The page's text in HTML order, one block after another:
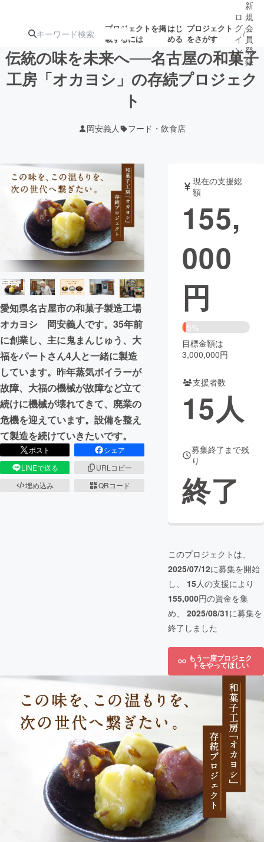
プロジェクトを掲
載するには
はじ
める
プロジェクト
をさがす
注目の新着プロ
テクノロジー・ガジェット
映像・映画 書籍・雑誌
ビジネス・起業 チャレンジ
まちづくり・地域活性化
CAMPFIRE for Social Good
CAMPFIRE Creation
CAMPFIREふるさと納税machi-ya コミュニティ
ロ
グ
イ
ン
/
新
規
会
員
登
録
伝統の味を未来へ──名古屋の和菓子
工房「オカヨシ」の存続プロジェク
ト
岡安義人 フード・飲食店
愛知県名古屋市の和菓子製造工場
オカヨシ 岡安義人です。35年前
に創業し、主に鬼まんじゅう、大
福をパートさん4人と一緒に製造
しています。昨年蒸気ボイラーが
故障、大福の機械が故障など立て
続けに機械が壊れてきて、廃業の
危機を迎えています。設備を整え
て製造を続けていきたいです。
ポスト
シェア
LINEで送る
URLコピー
埋め込み
QRコード
現在の支援総
額
155,
000
円
5%
目標金額は
3,000,000円
支援者数
15人
募集終了まで残
り
終了
このプロジェクトは、
2025/07/12に募集を開始
し、 15人の支援により
155,000円の資金を集
め、 2025/08/31に募集を
終了しました
もう一度プロジェク
トをやってほしい